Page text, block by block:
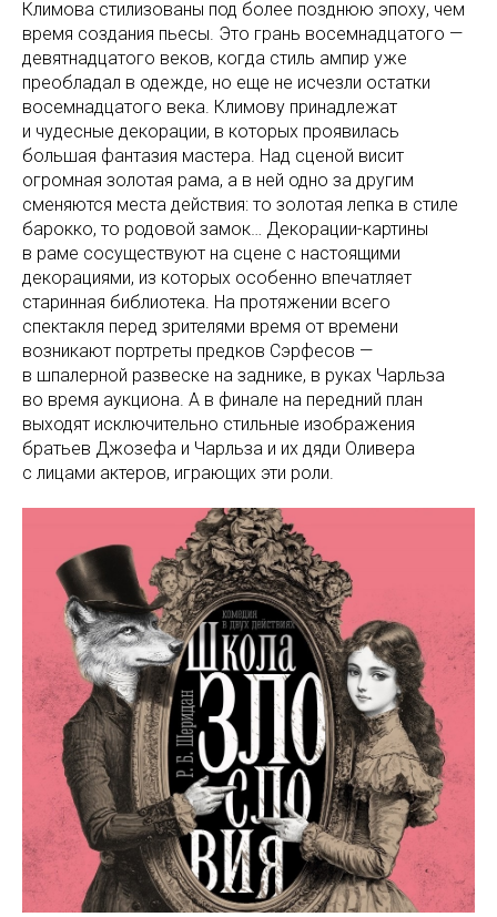
Климова стилизованы под более позднюю эпоху, чем
время создания пьесы. Это грань восемнадцатого —
девятнадцатого веков, когда стиль ампир уже
преобладал в одежде, но еще не исчезли остатки
восемнадцатого века. Климову принадлежат
и чудесные декорации, в которых проявилась
большая фантазия мастера. Над сценой висит
огромная золотая рама, а в ней одно за другим
сменяются места действия: то золотая лепка в стиле
барокко, то родовой замок… Декорации-картины
в раме сосуществуют на сцене с настоящими
декорациями, из которых особенно впечатляет
старинная библиотека. На протяжении всего
спектакля перед зрителями время от времени
возникают портреты предков Сэрфесов —
в шпалерной развеске на заднике, в руках Чарльза
во время аукциона. А в финале на передний план
выходят исключительно стильные изображения
братьев Джозефа и Чарльза и их дяди Оливера
с лицами актеров, играющих эти роли.